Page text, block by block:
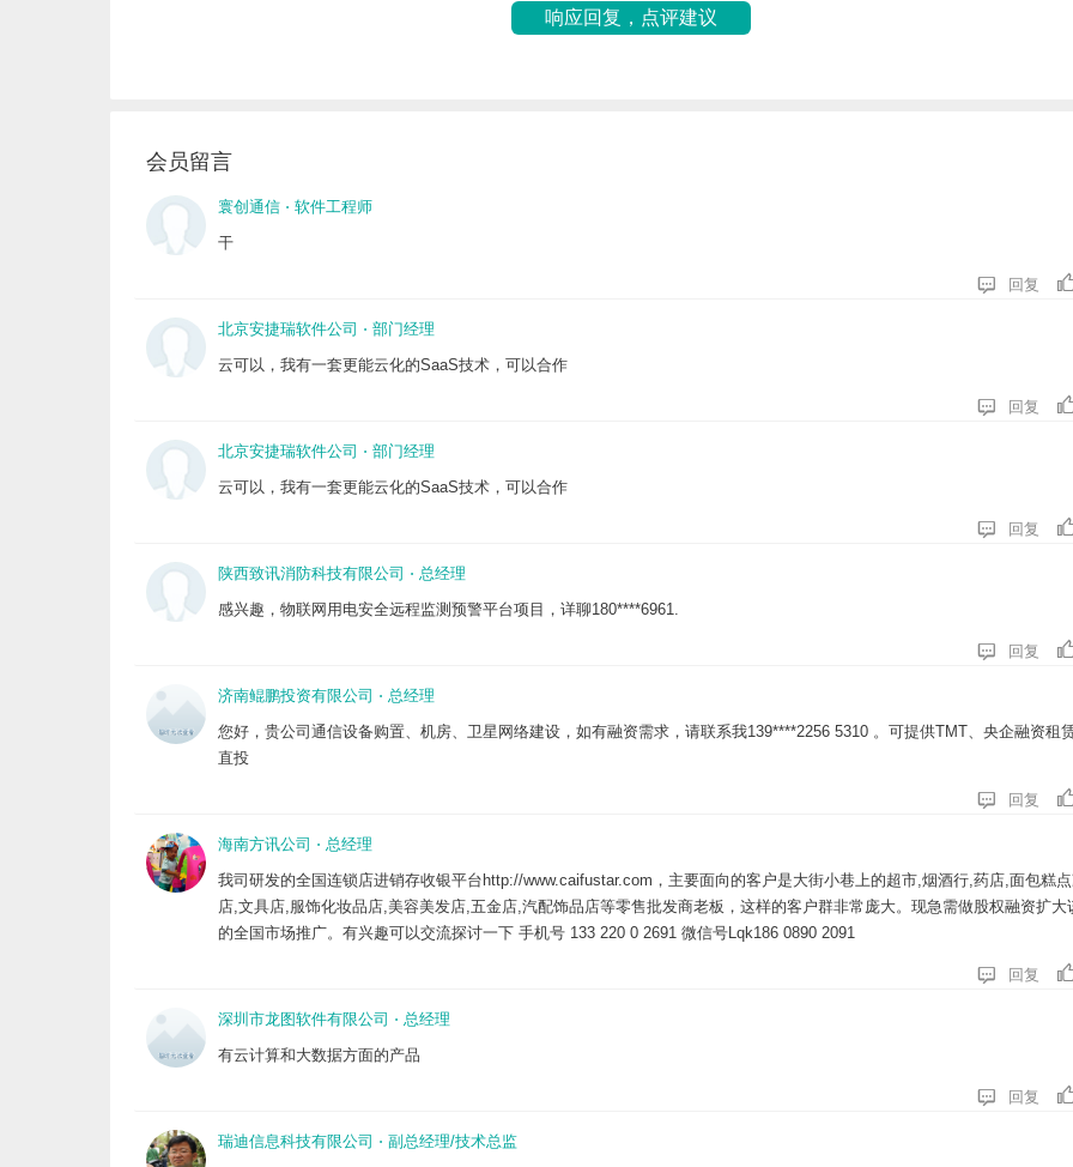
响应回复，点评建议
会员留言
寰创通信 ⋅ 软件工程师
干
 回复
北京安捷瑞软件公司 ⋅ 部门经理
云可以，我有一套更能云化的SaaS技术，可以合作
 回复
北京安捷瑞软件公司 ⋅ 部门经理
云可以，我有一套更能云化的SaaS技术，可以合作
 回复
陕西致讯消防科技有限公司 ⋅ 总经理
感兴趣，物联网用电安全远程监测预警平台项目，详聊180****6961.
 回复
济南鲲鹏投资有限公司 ⋅ 总经理
您好，贵公司通信设备购置、机房、卫星网络建设，如有融资需求，请联系我139****2256 5310 。可提供TMT、央企融资租
直投
 回复
海南方讯公司 ⋅ 总经理
我司研发的全国连锁店进销存收银平台http://www.caifustar.com，主要面向的客户是大街小巷上的超市,烟酒行,药店,面包糕
店,文具店,服饰化妆品店,美容美发店,五金店,汽配饰品店等零售批发商老板，这样的客户群非常庞大。现急需做股权融资扩大
的全国市场推广。有兴趣可以交流探讨一下 手机号 133 220 0 2691 微信号Lqk186 0890 2091
 回复
深圳市龙图软件有限公司 ⋅ 总经理
有云计算和大数据方面的产品
 回复
瑞迪信息科技有限公司 ⋅ 副总经理/技术总监